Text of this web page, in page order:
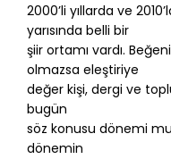
2000’li yıllarda ve
yarısında belli bir
şiir ortamı vardı.
olmazsa eleştiriye
değer kişi, dergi ve
bugün
söz konusu dönemi
dönemin